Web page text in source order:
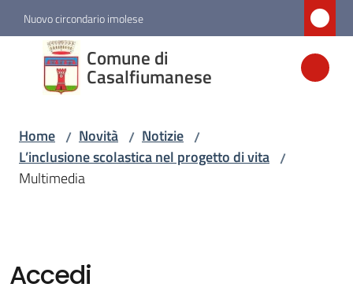
Vai al contenuto
Vai alla navigazione
Vai al footer
Nuovo circondario imolese
Comune di
Casalfiumanese
Comune di
Casalfiumanese
Amministrazione
Home / Novità / Notizie /
L’inclusione scolastica nel progetto di vita /
Multimedia
Accedi